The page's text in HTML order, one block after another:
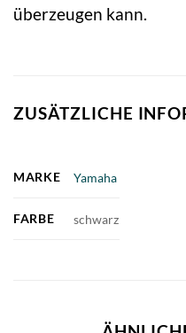
überzeugen kann.
ZUSÄTZLICHE
MARKE Yamaha
FARBE schwarz